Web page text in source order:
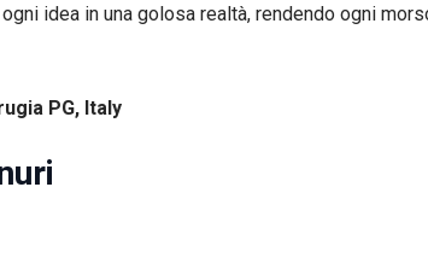
idea in una golosa realtà, rendendo ogni
PG, Italy